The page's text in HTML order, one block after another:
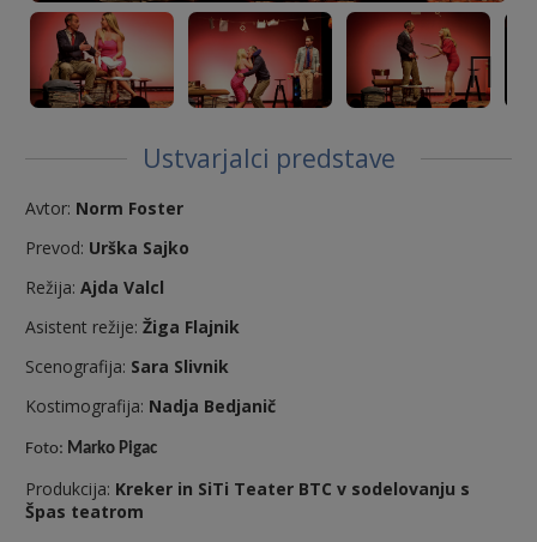
Ustvarjalci predstave
Avtor: Norm Foster
Prevod: Urška Sajko
Režija: Ajda Valcl
Asistent režije: Žiga Flajnik
Scenografija: Sara Slivnik
Kostimografija: Nadja Bedjanič
Foto: Marko Pigac
Produkcija: Kreker in SiTi Teater BTC v sodelovanju s
Špas teatrom